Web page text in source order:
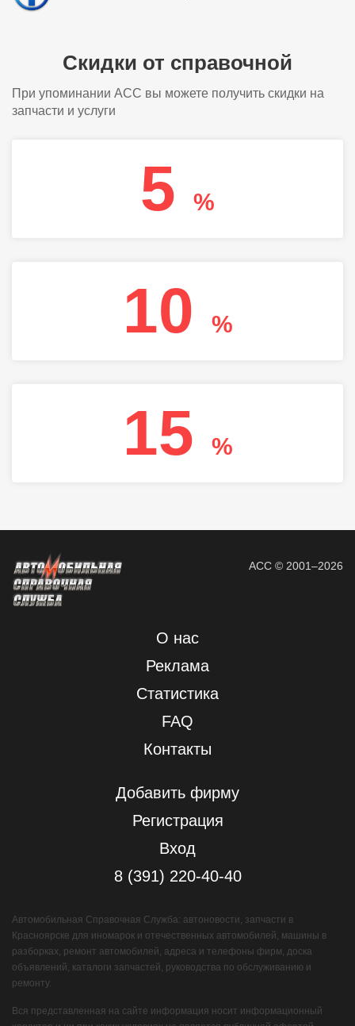
Скидки от справочной
При упоминании АСС вы можете получить скидки на
запчасти и услуги
5 %
10 %
15 %
АСС © 2001–2026
О нас
Реклама
Статистика
FAQ
Контакты
Добавить фирму
Регистрация
Вход
8 (391) 220-40-40
Автомобильная Справочная Служба: автоновости, запчасти в
Красноярске для иномарок и отечественных автомобилей, машины в
разборках, ремонт автомобилей, адреса и телефоны фирм, доска
объявлений, каталоги запчастей, руководства по обслуживанию и
ремонту.
Вся представленная на сайте информация носит информационный